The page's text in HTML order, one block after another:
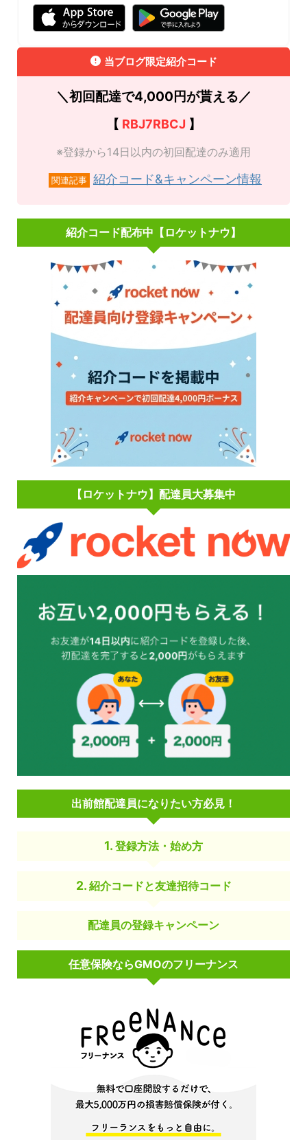
当ブログ限定紹介コード
＼初回配達で4,000円が貰える／
【 RBJ7RBCJ 】
※登録から14日以内の初回配達のみ適用
関連記事 紹介コード&キャンペーン情報
紹介コード配布中【ロケットナウ】
【ロケットナウ】配達員大募集中
出前館配達員になりたい方必見！
登録方法・始め方
紹介コードと友達招待コード
配達員の登録キャンペーン
任意保険ならGMOのフリーナンス